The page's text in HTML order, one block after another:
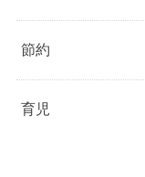
節約
育児